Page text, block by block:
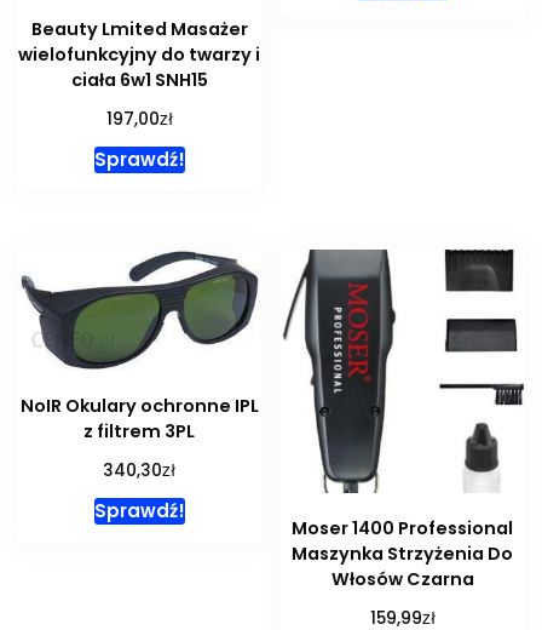
Beauty Lmited Masażer
wielofunkcyjny do twarzy i
ciała 6w1 SNH15
197,00zł
Sprawdź!
NoIR Okulary ochronne IPL
z filtrem 3PL
340,30zł
Sprawdź!
Moser 1400 Professional
Maszynka Strzyżenia Do
Włosów Czarna
159,99zł